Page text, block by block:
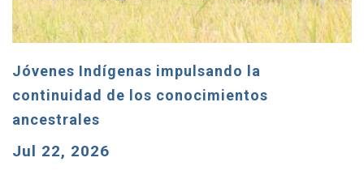
Jóvenes Indígenas impulsando la
continuidad de los conocimientos
ancestrales
Jul 22, 2026